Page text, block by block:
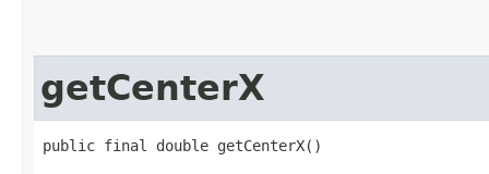
getCenterX
public final double getCenterX()